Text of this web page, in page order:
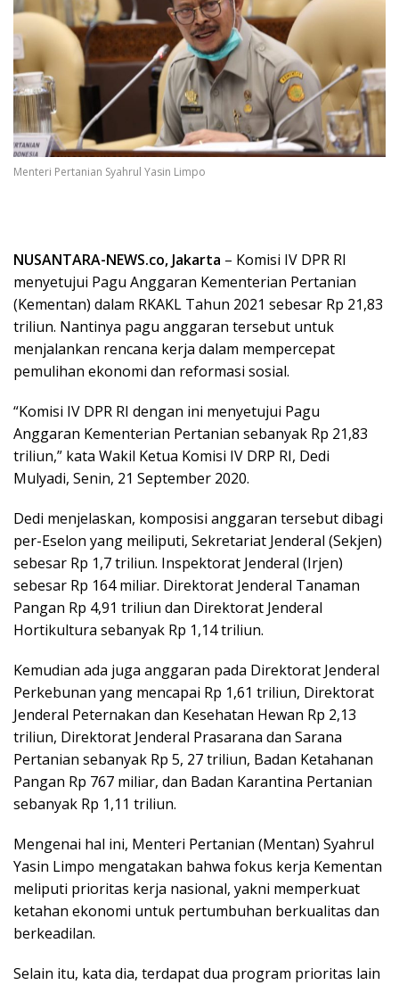
Menteri Pertanian Syahrul Yasin Limpo
NUSANTARA-NEWS.co, Jakarta – Komisi IV DPR RI
menyetujui Pagu Anggaran Kementerian Pertanian
(Kementan) dalam RKAKL Tahun 2021 sebesar Rp 21,83
triliun. Nantinya pagu anggaran tersebut untuk
menjalankan rencana kerja dalam mempercepat
pemulihan ekonomi dan reformasi sosial.
“Komisi IV DPR RI dengan ini menyetujui Pagu
Anggaran Kementerian Pertanian sebanyak Rp 21,83
triliun,” kata Wakil Ketua Komisi IV DRP RI, Dedi
Mulyadi, Senin, 21 September 2020.
Dedi menjelaskan, komposisi anggaran tersebut dibagi
per-Eselon yang meiliputi, Sekretariat Jenderal (Sekjen)
sebesar Rp 1,7 triliun. Inspektorat Jenderal (Irjen)
sebesar Rp 164 miliar. Direktorat Jenderal Tanaman
Pangan Rp 4,91 triliun dan Direktorat Jenderal
Hortikultura sebanyak Rp 1,14 triliun.
Kemudian ada juga anggaran pada Direktorat Jenderal
Perkebunan yang mencapai Rp 1,61 triliun, Direktorat
Jenderal Peternakan dan Kesehatan Hewan Rp 2,13
triliun, Direktorat Jenderal Prasarana dan Sarana
Pertanian sebanyak Rp 5, 27 triliun, Badan Ketahanan
Pangan Rp 767 miliar, dan Badan Karantina Pertanian
sebanyak Rp 1,11 triliun.
Mengenai hal ini, Menteri Pertanian (Mentan) Syahrul
Yasin Limpo mengatakan bahwa fokus kerja Kementan
meliputi prioritas kerja nasional, yakni memperkuat
ketahan ekonomi untuk pertumbuhan berkualitas dan
berkeadilan.
Selain itu, kata dia, terdapat dua program prioritas lain